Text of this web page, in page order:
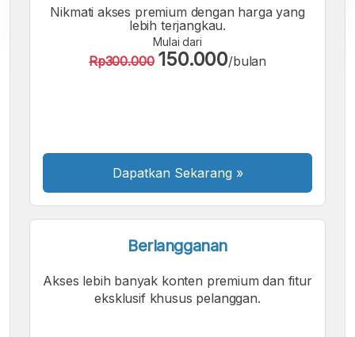
A A A
Nikmati akses premium dengan harga yang
lebih terjangkau.
Mulai dari
Rp300.000 150.000/bulan
Dapatkan Sekarang »
Berlangganan
Akses lebih banyak konten premium dan fitur
eksklusif khusus pelanggan.